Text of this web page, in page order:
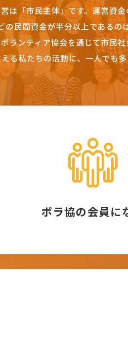
は「市民主体」です。 運営資金
の民間資金が半分以上であるの
ランティア協会を通じて市民
る私たちの活動に、一人でも
ボラ協の会員に